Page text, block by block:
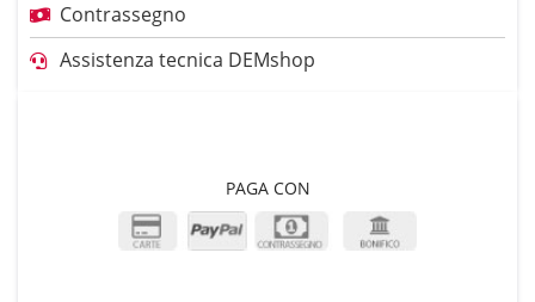
Contrassegno
Assistenza tecnica DEMshop
PAGA CON